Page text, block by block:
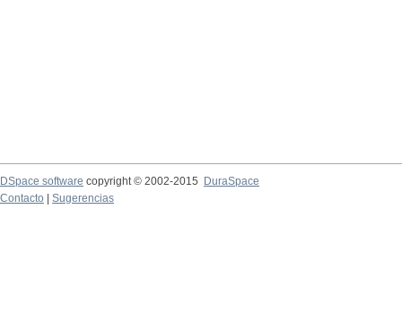
DSpace software copyright © 2002-2015
DuraSpace
Contacto
Sugerencias